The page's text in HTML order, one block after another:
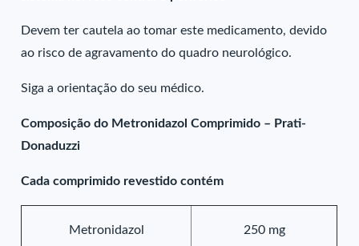
Devem ter cautela ao tomar este medicamento, devido
ao risco de agravamento do quadro neurológico.
Siga a orientação do seu médico.
Composição do Metronidazol Comprimido – Prati-
Donaduzzi
Cada comprimido revestido contém
Metronidazol 250 mg